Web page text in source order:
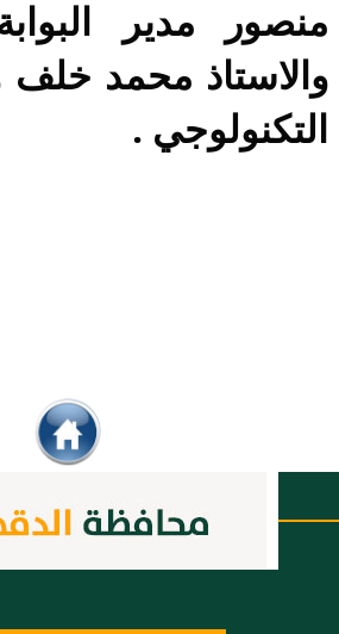
منصور مدير البوابة
والاستاذ محمد خلف
التكنولوجي .